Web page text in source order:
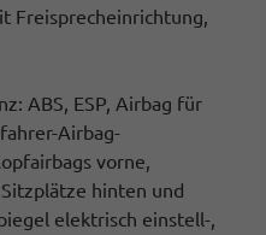
Freisprecheinrichtung,
ABS, ESP, Airbag für
Airbag-
vorne,
hinten und
elektrisch einstell-,